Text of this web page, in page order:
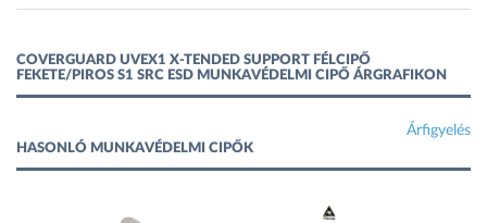
COVERGUARD UVEX1 X-TENDED SUPPORT FÉLCIPŐ
FEKETE/PIROS S1 SRC ESD MUNKAVÉDELMI CIPŐ ÁRGRAFIKON
Árfigyelés
HASONLÓ MUNKAVÉDELMI CIPŐK